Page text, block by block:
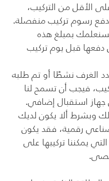
على الأقل من التركيب،
رسوم تركيب منفصلة.
بمبلغ هذه
دفعها قبل يوم تركيب
الغرف نشطًا أو تم طلبه
فيجب أن تسمح لنا
استقبال إضافي.
وبشرط ألا يكون لديك
رقمية، فقد يكون
يمكننا تركيبها على